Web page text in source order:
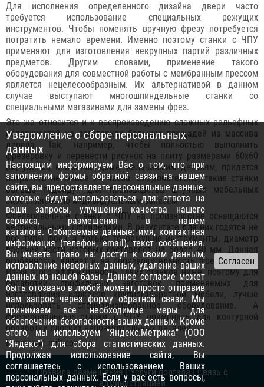
Для исполнения определенного дизайна двери часто
требуется использование специальных режущих
инструментов. Чтобы поменять вручную фрезу потребуется
потратить немало времени. Именно поэтому станки с ЧПУ
применяют для изготовления некрупных партий различных
предметов. Другим словами, применение такого
оборудования для совместной работы с мембранным прессом
является нецелесообразным. Их альтернативой в данном
случае выступают многошпиндельные станки со
специальными магазинами для замены фрез.
Это же относится и к воспроизведению сложных рельефных
поверхностей на заготовках больших площадей из массива
дерева. Так, например, чтобы полностью выполнить
фрезеровку и перенести рисунок на плиту размерами 60х60
см, уделив внимание даже мельчайшим деталям, придется
потратить не менее 24 часов. Следовательно, такие станки
больше подойдут для производства штучных мебельных
экземпляров по индивидуальным заказам.
Фрезеровочные станки с ЧПУ на производстве оснащаются
вертикальными шпинделями. В результате для них годятся не
все типы фрез, а только те режущие инструменты, диаметр
рабочей части которых составляет не более 40 мм. Данная
особенность влияет и на производительность фрез в целом.
Из-за этого эффективность таких станков ниже, поэтому для
обработки профильных заготовок, применяемых для
изготовления каркасов крупногабаритной мебели, лучше
использовать специализированное оборудование. А
фрезеровальные станки с ЧПУ применять для контурной
обработки плоских непрямоугольных деталей.
Источник: mill.com.ua
Правила размещения|Услуги портала|Связь с
администрацией
Уведомление о сборе персональных
данных
Настоящим информируем Вас о том, что при
заполнении формы обратной связи на нашем
сайте, вы предоставляете персональные данные,
которые будут использоваться для: ответа на
ваши запросы, улучшения качества нашего
сервиса, размещения в нашем
каталоге. Собираемые данные: имя, контактная
информация (телефон, email), текст сообщения.
Вы имеете право на: доступ к своим данным,
исправление неверных данных, удаление ваших
данных из нашей базы. Данное согласие может
быть отозвано в любой момент, просто отправив
нам запрос черезформу обратной связи. Мы
принимаем все необходимые меры для
обеспечения безопасности ваших данных. Кроме
этого, мы используем "Яндекс.Метрика" (ООО
"Яндекс") для сбора статистических данных.
Продолжая использование сайта, Вы
соглашаетесь с использованием Ваших
персональных данных. Если у вас есть вопросы,